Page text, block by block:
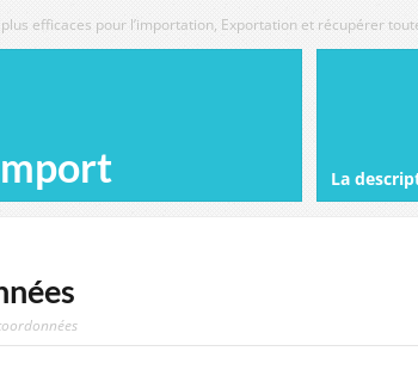
efficaces pour l’importation, Exportation et récupérer
La